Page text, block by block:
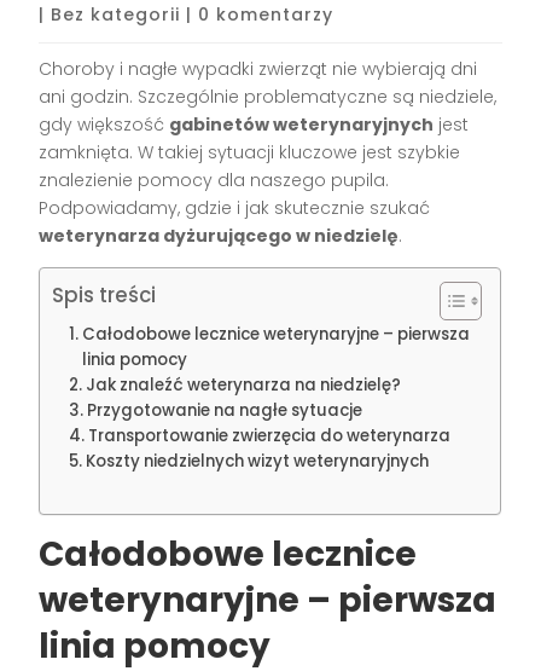
| Bez kategorii | 0 komentarzy
Choroby i nagłe wypadki zwierząt nie wybierają dni
ani godzin. Szczególnie problematyczne są niedziele,
gdy większość gabinetów weterynaryjnych jest
zamknięta. W takiej sytuacji kluczowe jest szybkie
znalezienie pomocy dla naszego pupila.
Podpowiadamy, gdzie i jak skutecznie szukać
weterynarza dyżurującego w niedzielę.
Spis treści
Całodobowe lecznice weterynaryjne – pierwsza
linia pomocy
Jak znaleźć weterynarza na niedzielę?
Przygotowanie na nagłe sytuacje
Transportowanie zwierzęcia do weterynarza
Koszty niedzielnych wizyt weterynaryjnych
Całodobowe lecznice
weterynaryjne – pierwsza
linia pomocy